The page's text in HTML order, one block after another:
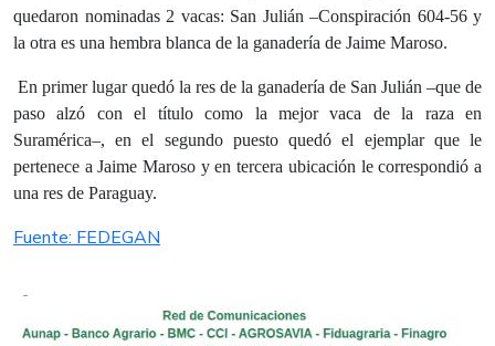
quedaron nominadas 2 vacas: San Julián –Conspiración 604-56 y
la otra es una hembra blanca de la ganadería de Jaime Maroso.
En primer lugar quedó la res de la ganadería de San Julián –que de
paso alzó con el título como la mejor vaca de la raza en
Suramérica–, en el segundo puesto quedó el ejemplar que le
pertenece a Jaime Maroso y en tercera ubicación le correspondió a
una res de Paraguay.
Fuente: FEDEGAN​